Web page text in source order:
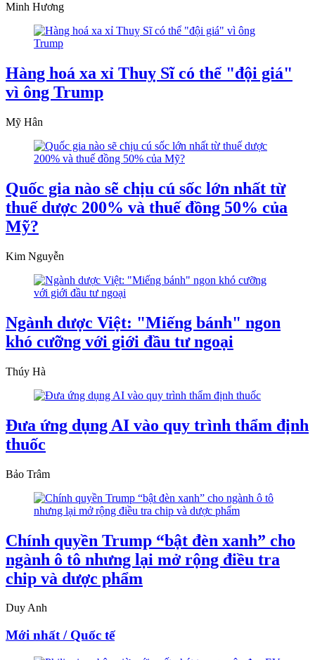
Minh Hương
Hàng hoá xa xỉ Thuỵ Sĩ có thể "đội giá"
vì ông Trump
Mỹ Hân
Quốc gia nào sẽ chịu cú sốc lớn nhất từ
thuế dược 200% và thuế đồng 50% của
Mỹ?
Kim Nguyễn
Ngành dược Việt: "Miếng bánh" ngon
khó cưỡng với giới đầu tư ngoại
Thúy Hà
Đưa ứng dụng AI vào quy trình thẩm định
thuốc
Bảo Trâm
Chính quyền Trump “bật đèn xanh” cho
ngành ô tô nhưng lại mở rộng điều tra
chip và dược phẩm
Duy Anh
Mới nhất / Quốc tế